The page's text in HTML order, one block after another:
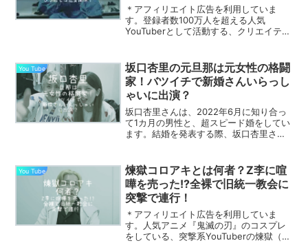
＊アフィリエイト広告を利用していま
す。登録者数100万人を超える人気
YouTuberとして活動する、クリエイティ
しています。そんなあさぎーにょさんの
旦那さんは外国...
You Tube
坂口杏里の元旦那は元女性の格闘
家！バツイチで新婚さんいらっし
ゃいに出演？
坂口杏里さんは、2022年6月に知り合っ
て1カ月の男性と、超スピード婚をしてい
ます。結婚を発表する際、坂口杏里さん
を明かしています。そんな坂口杏里さん
の元旦那さん男性は...
You Tube
煉獄コロアキとは何者？Z李に喧
嘩を売った!?全裸で旧統一教会に
突撃で連行！
＊アフィリエイト広告を利用していま
す。人気アニメ『鬼滅の刃』のコスプレ
をしている、突撃系YouTuberの煉獄（れ